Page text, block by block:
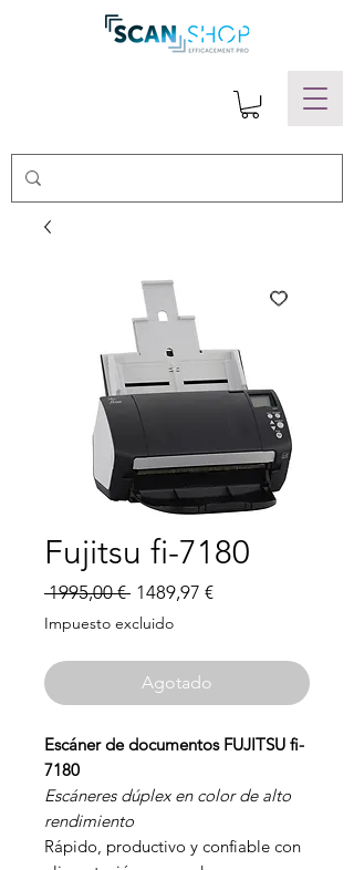
Fujitsu fi-7180
1995,00 € Precio
1489,97 €Precio
Impuesto excluido
Agotado
Escáner de documentos FUJITSU fi-
7180
Escáneres dúplex en color de alto
rendimiento
Rápido, productivo y confiable con